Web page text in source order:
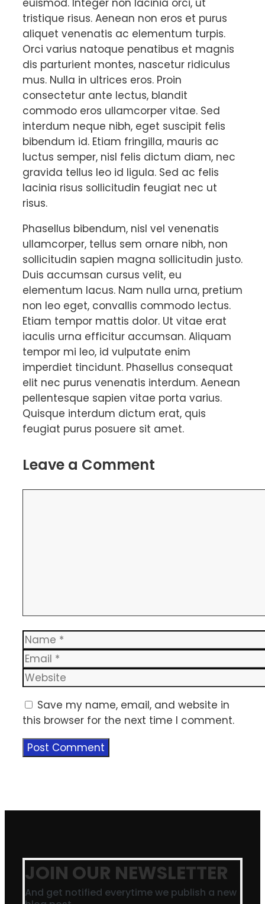
tristique risus. Aenean non eros et purus
aliquet venenatis ac elementum turpis.
Orci varius natoque penatibus et magnis
dis parturient montes, nascetur ridiculus
mus. Nulla in ultrices eros. Proin
consectetur ante lectus, blandit
commodo eros ullamcorper vitae. Sed
interdum neque nibh, eget suscipit felis
bibendum id. Etiam fringilla, mauris ac
luctus semper, nisl felis dictum diam, nec
gravida tellus leo id ligula. Sed ac felis
lacinia risus sollicitudin feugiat nec ut
risus.
Phasellus bibendum, nisl vel venenatis
ullamcorper, tellus sem ornare nibh, non
sollicitudin sapien magna sollicitudin justo.
Duis accumsan cursus velit, eu
elementum lacus. Nam nulla urna, pretium
non leo eget, convallis commodo lectus.
Etiam tempor mattis dolor. Ut vitae erat
iaculis urna efficitur accumsan. Aliquam
tempor mi leo, id vulputate enim
imperdiet tincidunt. Phasellus consequat
elit nec purus venenatis interdum. Aenean
pellentesque sapien vitae porta varius.
Quisque interdum dictum erat, quis
feugiat purus posuere sit amet.
Leave a Comment
Name
Email
Website
Save my name, email, and website in
this browser for the next time I comment.
JOIN OUR NEWSLETTER
And get notified everytime we publish a new